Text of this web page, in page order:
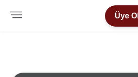
Üye Ol